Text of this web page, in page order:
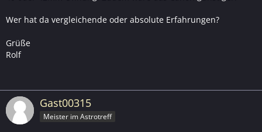
Wer hat da vergleichende oder absolute Erfahrungen?
Grüße
Rolf
Gast00315
Meister im Astrotreff